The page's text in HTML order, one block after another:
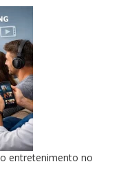
entretenimento no